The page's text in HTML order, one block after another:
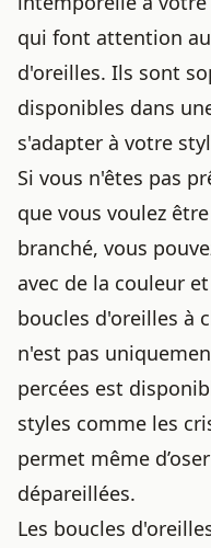
qui font attention
d'oreilles. Ils sont
disponibles dans
s'adapter à votre
Si vous n'êtes pas
que vous voulez
branché, vous
avec de la couleur
boucles d'oreilles à
n'est pas
percées est
styles comme les
permet même d’oser
dépareillées.
Les boucles